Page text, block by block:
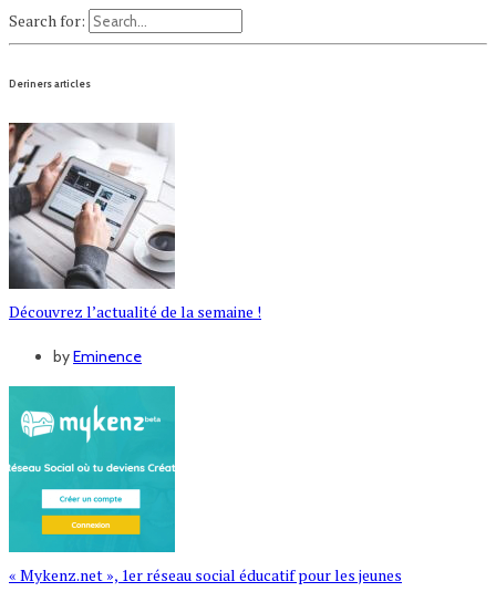
Search for:
Deriners articles
Découvrez l’actualité de la semaine !
byEminence
« Mykenz.net », 1er réseau social éducatif pour les jeunes